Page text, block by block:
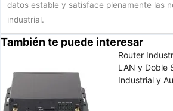
datos estable y satisface plenamente las
industrial.
También te puede interesar
Router
LAN y Doble
Industrial y